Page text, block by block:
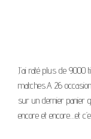
J’ai raté plus de
matches.A 26
sur un dernier panier
encore et encore…et